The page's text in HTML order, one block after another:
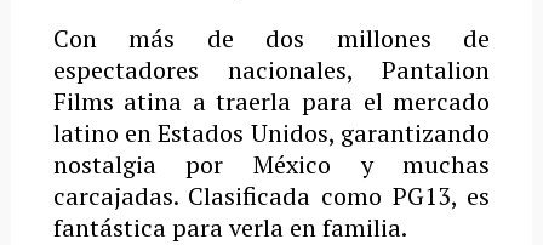
Con más de dos millones de
espectadores nacionales, Pantalion
Films atina a traerla para el mercado
latino en Estados Unidos, garantizando
nostalgia por México y muchas
carcajadas. Clasificada como PG13, es
fantástica para verla en familia.